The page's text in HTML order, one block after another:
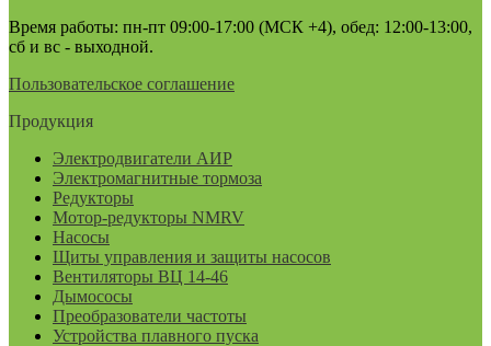
Время работы: пн-пт 09:00-17:00 (МСК +4), обед: 12:00-13:00,
сб и вс - выходной.
Пользовательское соглашение
Продукция
Электродвигатели АИР
Электромагнитные тормоза
Редукторы
Мотор-редукторы NMRV
Насосы
Щиты управления и защиты насосов
Вентиляторы ВЦ 14-46
Дымососы
Преобразователи частоты
Устройства плавного пуска